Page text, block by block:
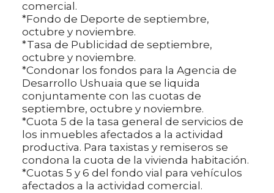
comercial.
*Fondo de Deporte de septiembre,
octubre y noviembre.
*Tasa de Publicidad de septiembre,
octubre y noviembre.
*Condonar los fondos para la Agencia de
Desarrollo Ushuaia que se liquida
conjuntamente con las cuotas de
septiembre, octubre y noviembre.
*Cuota 5 de la tasa general de servicios de
los inmuebles afectados a la actividad
productiva. Para taxistas y remiseros se
condona la cuota de la vivienda habitación.
*Cuotas 5 y 6 del fondo vial para vehículos
afectados a la actividad comercial.